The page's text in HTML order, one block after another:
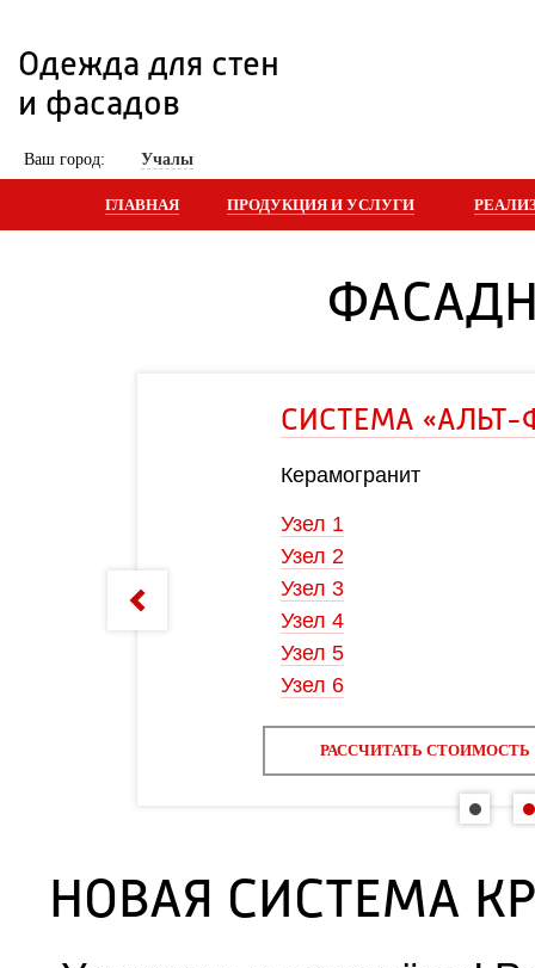
Одежда для стен
и фасадов
Ваш город: Учалы
ГЛАВНАЯ ПРОДУКЦИЯ И УСЛУГИ
СИСТЕМА «АЛЬТ-ФАСАД 01»
Узел 3
РАССЧИТАТЬ СТОИМОСТЬ
НОВАЯ СИСТЕМА